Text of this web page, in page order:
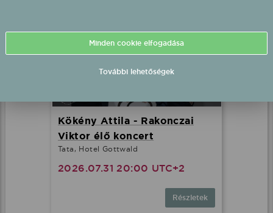
Kökény Attila - Rakonczai
Viktor élő koncert
Tata, Hotel Gottwald
2026.07.31 20:00 UTC+2
Részletek
Minden cookie elfogadása
További lehetőségek